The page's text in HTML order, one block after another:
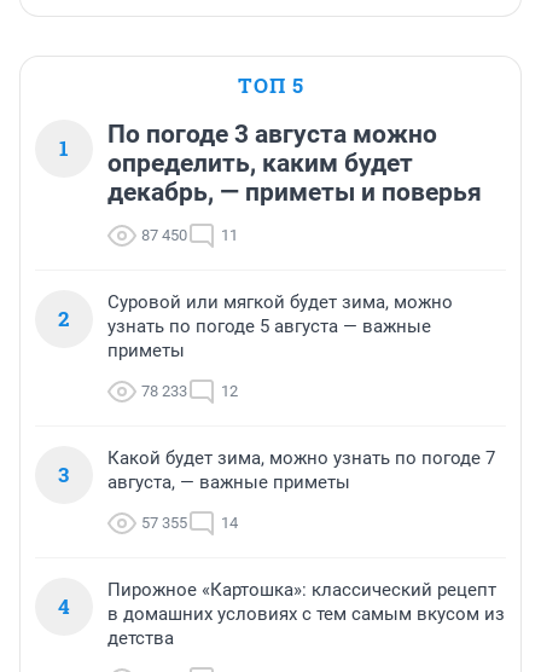
ТОП 5
1
По погоде 3 августа можно
определить, каким будет
декабрь, — приметы и поверья
87 450 11
2
Суровой или мягкой будет зима, можно
узнать по погоде 5 августа — важные
приметы
78 233 12
3
Какой будет зима, можно узнать по погоде 7
августа, — важные приметы
57 355 14
4
Пирожное «Картошка»: классический рецепт
в домашних условиях с тем самым вкусом из
детства